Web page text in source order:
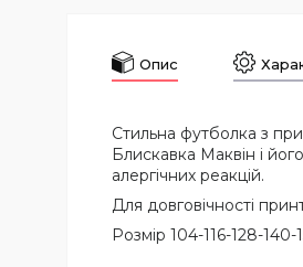
Опис
Стильна футболка з
Блискавка Маквін і
алергічних реакцій.
Для довговічності
Розмір 104-116-128-140-